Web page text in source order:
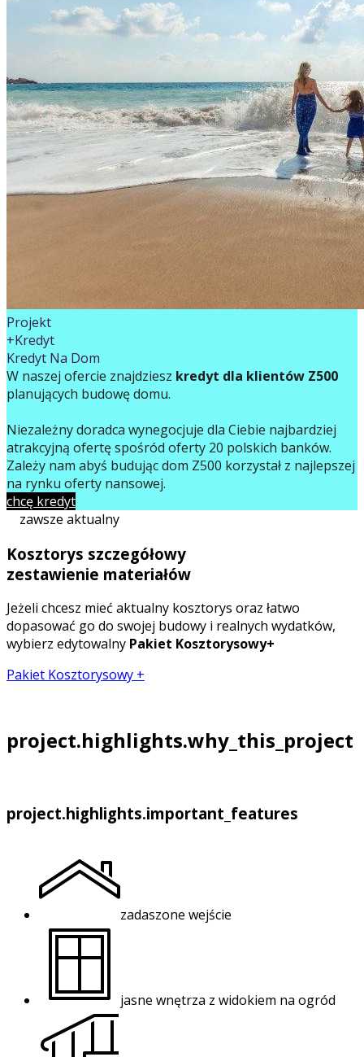
Projekt
+Kredyt
Kredyt Na Dom
W naszej ofercie znajdziesz kredyt dla klientów Z500
planujących budowę domu.
Niezależny doradca wynegocjuje dla Ciebie najbardziej
atrakcyjną ofertę spośród oferty 20 polskich banków.
Zależy nam abyś budując dom Z500 korzystał z najlepszej
na rynku oferty finansowej.
chcę kredyt
zawsze aktualny
Kosztorys szczegółowy
zestawienie materiałów
Jeżeli chcesz mieć aktualny kosztorys oraz łatwo
dopasować go do swojej budowy i realnych wydatków,
wybierz edytowalny Pakiet Kosztorysowy+
Pakiet Kosztorysowy +
project.highlights.why_this_project
project.highlights.important_features
zadaszone wejście
jasne wnętrza z widokiem na ogród